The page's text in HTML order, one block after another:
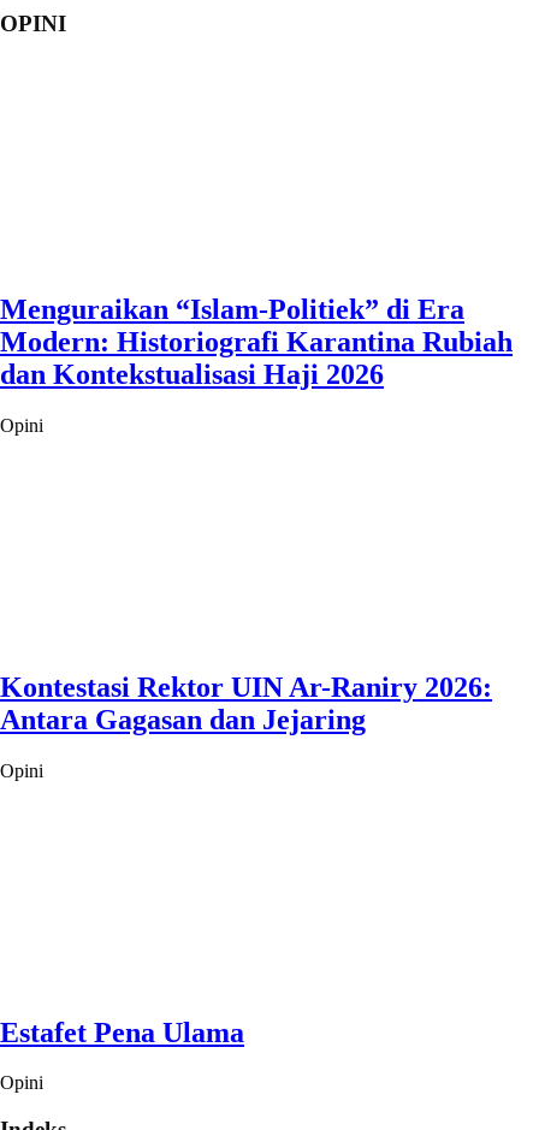
OPINI
Menguraikan “Islam-Politiek” di Era
Modern: Historiografi Karantina Rubiah
dan Kontekstualisasi Haji 2026
Opini
Kontestasi Rektor UIN Ar-Raniry 2026:
Antara Gagasan dan Jejaring
Opini
Estafet Pena Ulama
Opini